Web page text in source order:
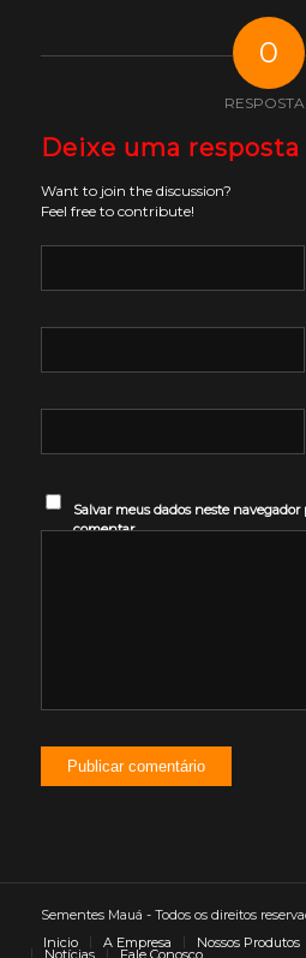
0
Deixe uma resposta
Want to join the discussion?
Feel free to contribute!
Salvar meus dados neste
comentar.
Sementes Mauá - Todos os direitos
Inicio
A Empresa Nossos Produtos
Notícias Fale Conosco